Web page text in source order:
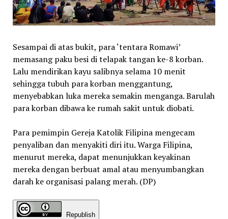
Sesampai di atas bukit, para ‘tentara Romawi’
memasang paku besi di telapak tangan ke-8 korban.
Lalu mendirikan kayu salibnya selama 10 menit
sehingga tubuh para korban menggantung,
menyebabkan luka mereka semakin menganga. Barulah
para korban dibawa ke rumah sakit untuk diobati.
Para pemimpin Gereja Katolik Filipina mengecam
penyaliban dan menyakiti diri itu. Warga Filipina,
menurut mereka, dapat menunjukkan keyakinan
mereka dengan berbuat amal atau menyumbangkan
darah ke organisasi palang merah. (DP)
Republish